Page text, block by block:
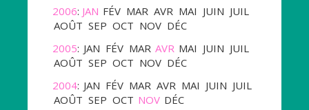
2006: JAN FÉV MAR AVR MAI JUIN JUIL
AOÛT SEP OCT NOV DÉC
2005: JAN FÉV MAR AVR MAI JUIN JUIL
AOÛT SEP OCT NOV DÉC
2004: JAN FÉV MAR AVR MAI JUIN JUIL
AOÛT SEP OCT NOV DÉC